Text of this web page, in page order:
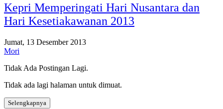
Kepri Memperingati Hari Nusantara dan
Hari Kesetiakawanan 2013
Jumat, 13 Desember 2013
Mori
Tidak Ada Postingan Lagi.
Tidak ada lagi halaman untuk dimuat.
Selengkapnya